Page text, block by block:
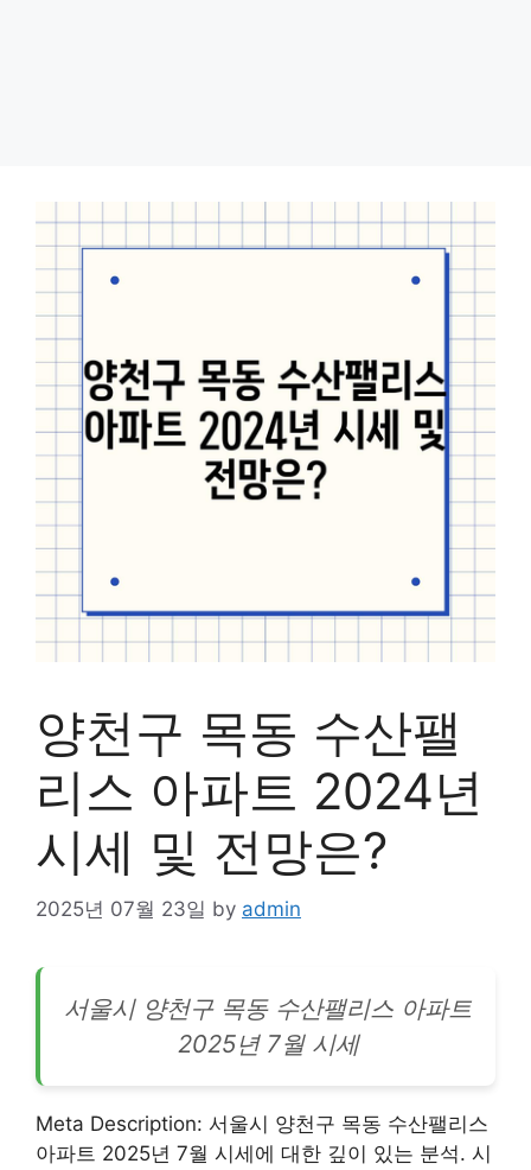
양천구 목동 수산팰
리스 아파트 2024년
시세 및 전망은?
2025년 07월 23일 by admin
서울시 양천구 목동 수산팰리스 아파트
2025년 7월 시세
Meta Description: 서울시 양천구 목동 수산팰리스
아파트 2025년 7월 시세에 대한 깊이 있는 분석. 시